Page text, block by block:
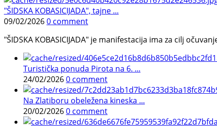
"ŠIDSKA KOBASICIJADA", tajne ...
09/02/20260 comment
"ŠIDSKA KOBASICIJADA" je manifestacija ima za cilj
Turistička ponuda Pirota na 6. ...
24/02/20260 comment
Na Zlatiboru obeležena kineska ...
20/02/20260 comment